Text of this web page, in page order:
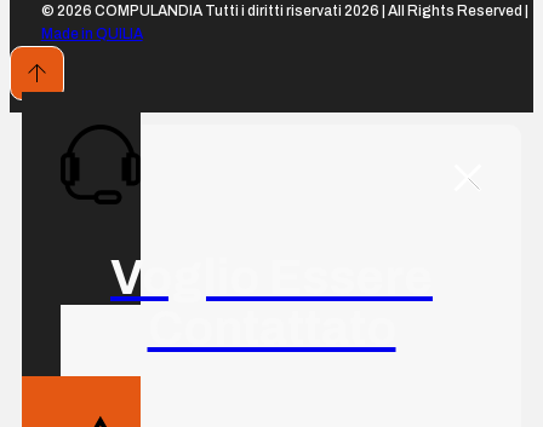
© 2026 COMPULANDIA Tutti i diritti riservati 2026 | All Rights Reserved |
Made in QUILIA
Voglio Essere